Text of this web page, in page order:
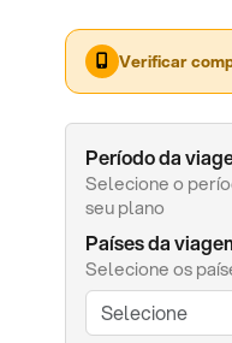
Verificar
Período da
Selecione o
seu plano
Países da
Selecione os